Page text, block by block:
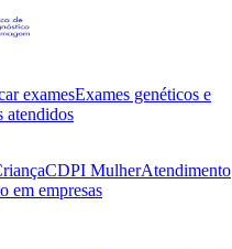
examesExames genéticos e
atendidos
CDPI MulherAtendimento
em empresas